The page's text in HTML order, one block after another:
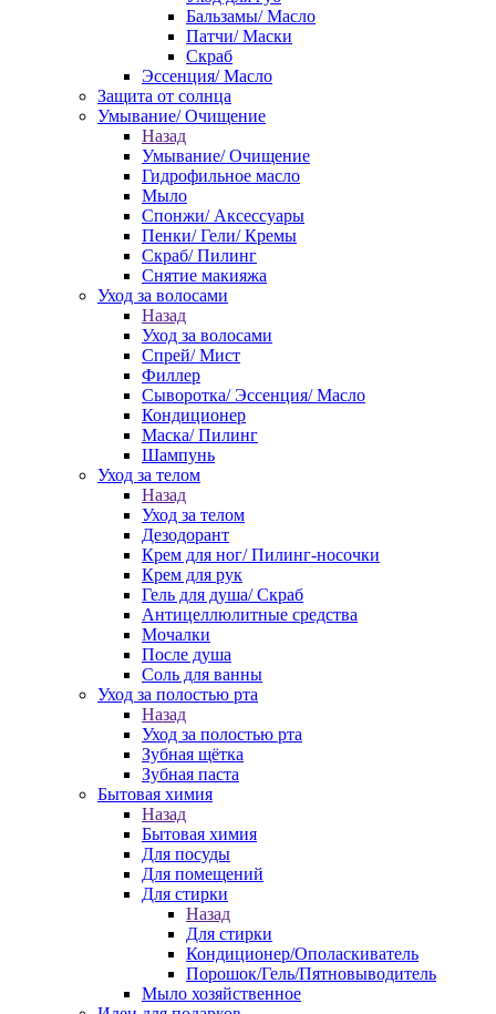
Бальзамы/ Масло
Патчи/ Маски
Скраб
Эссенция/ Масло
Защита от солнца
Умывание/ Очищение
Назад
Умывание/ Очищение
Гидрофильное масло
Мыло
Спонжи/ Аксессуары
Пенки/ Гели/ Кремы
Скраб/ Пилинг
Снятие макияжа
Уход за волосами
Назад
Уход за волосами
Спрей/ Мист
Филлер
Сыворотка/ Эссенция/ Масло
Кондиционер
Маска/ Пилинг
Шампунь
Уход за телом
Назад
Уход за телом
Дезодорант
Крем для ног/ Пилинг-носочки
Крем для рук
Гель для душа/ Скраб
Антицеллюлитные средства
Мочалки
После душа
Соль для ванны
Уход за полостью рта
Назад
Уход за полостью рта
Зубная щётка
Зубная паста
Бытовая химия
Назад
Бытовая химия
Для посуды
Для помещений
Для стирки
Назад
Для стирки
Кондиционер/Ополаскиватель
Порошок/Гель/Пятновыводитель
Мыло хозяйственное